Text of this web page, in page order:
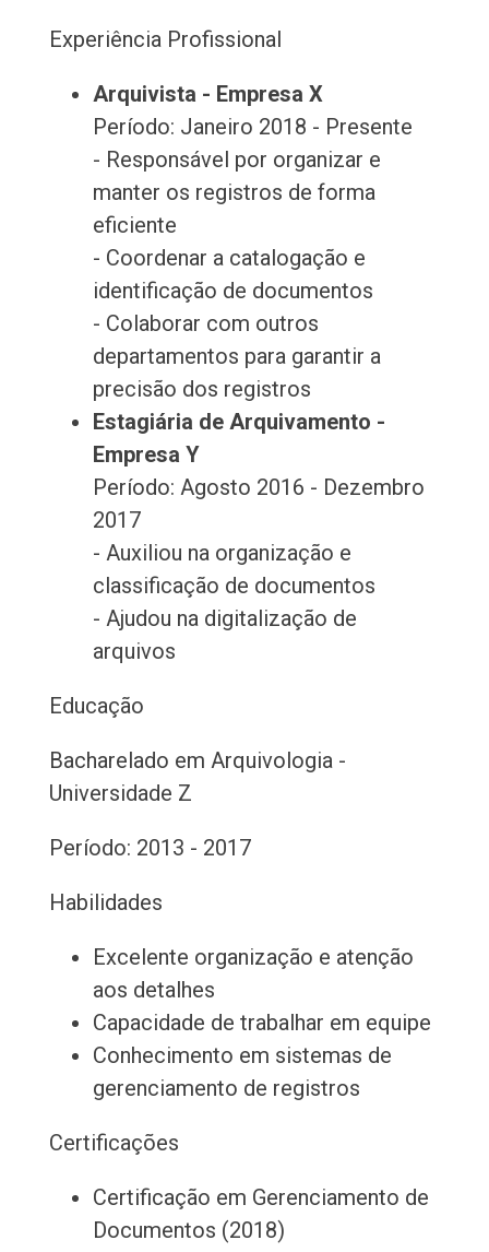
Experiência Profissional
Arquivista - Empresa X
Período: Janeiro 2018 - Presente
- Responsável por organizar e
manter os registros de forma
eficiente
- Coordenar a catalogação e
identificação de documentos
- Colaborar com outros
departamentos para garantir a
precisão dos registros
Estagiária de Arquivamento -
Empresa Y
Período: Agosto 2016 - Dezembro
2017
- Auxiliou na organização e
classificação de documentos
- Ajudou na digitalização de
arquivos
Educação
Bacharelado em Arquivologia -
Universidade Z
Período: 2013 - 2017
Habilidades
Excelente organização e atenção
aos detalhes
Capacidade de trabalhar em equipe
Conhecimento em sistemas de
gerenciamento de registros
Certificações
Certificação em Gerenciamento de
Documentos (2018)